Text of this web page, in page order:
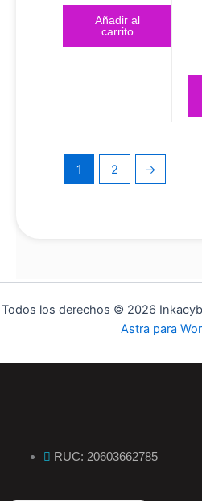
Añadir al
carrito
1 2 →
Todos los derechos © 2026
Astra para
RUC: 20603662785